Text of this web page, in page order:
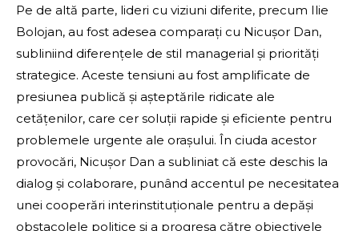
Pe de altă parte, lideri cu viziuni diferite, precum Ilie
Bolojan, au fost adesea comparați cu Nicușor Dan,
subliniind diferențele de stil managerial și priorități
strategice. Aceste tensiuni au fost amplificate de
presiunea publică și așteptările ridicate ale
cetățenilor, care cer soluții rapide și eficiente pentru
problemele urgente ale orașului. În ciuda acestor
provocări, Nicușor Dan a subliniat că este deschis la
dialog și colaborare, punând accentul pe necesitatea
unei cooperări interinstituționale pentru a depăși
obstacolele politice și a progresa către obiectivele